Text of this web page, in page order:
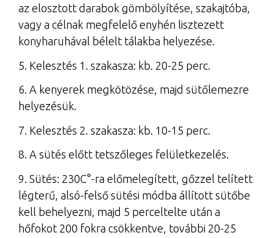
az elosztott darabok gömbölyítése, szakajtóba,
vagy a célnak megfelelő enyhén lisztezett
konyharuhával bélelt tálakba helyezése.
5. Kelesztés 1. szakasza: kb. 20-25 perc.
6. A kenyerek megkötözése, majd sütőlemezre
helyezésük.
7. Kelesztés 2. szakasza: kb. 10-15 perc.
8. A sütés előtt tetszőleges felületkezelés.
9. Sütés: 230C°-ra előmelegített, gőzzel telített
légterű, alsó-felső sütési módba állított sütőbe
kell behelyezni, majd 5 perceltelte után a
hőfokot 200 fokra csökkentve, további 20-25